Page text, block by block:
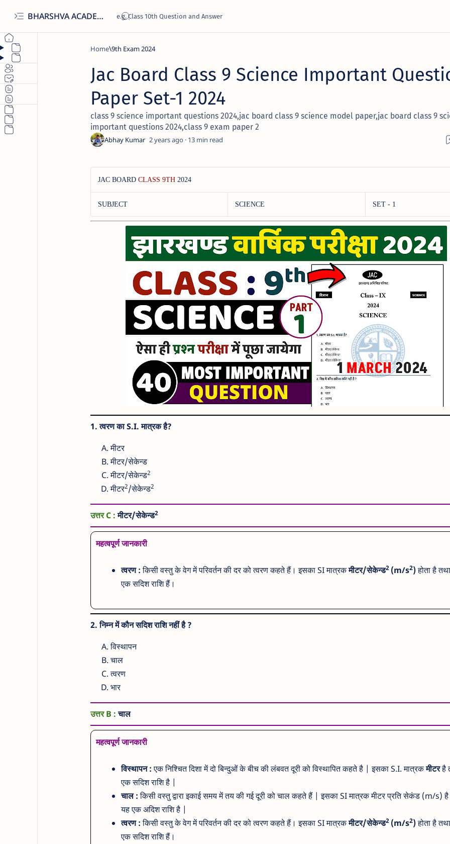
BHARSHVA ACADEMY
Home 9th Exam 2024
Jac Board Class 9 Science Important
Paper Set-1 2024
class 9 science important questions 2024,jac board class 9 science model paper,jac board class 9
important questions 2024,class 9 exam paper 2
2 years ago 13
JAC BOARD CLASS 9TH2024
SUBJECT SCIENCE SET - 1
1. त्वरण का S.I. मात्रक है?
मीटर
मीटर/सेकेन्ड
मीटर/सेकेन्ड2
मीटर2/सेकेन्ड2
उत्तर C :मीटर/सेकेन्ड2
महत्वपूर्ण जानकारी
त्वरण :किसी वस्तु के वेग में परिवर्तन की दर को त्वरण कहते हैं। इसका SI मात्रकमीटर/सेकेन्ड2 (m/s2)होता है
एक सदिश राशि हैं।
2. निम्न में कौन सदिश राशि नहीं है ?
विस्थापन
चाल
त्वरण
भार
उत्तर B :चाल
महत्वपूर्ण जानकारी
विस्थापन :एक निश्चित दिशा में दो बिन्दुओं के बीच की लंबवत दूरी को विस्थापित कहते है | इसका S.I. मात्रकमीटरहै
एक सदिश राशि है |
चाल :किसी वस्तु द्वारा इकाई समय में तय की गई दूरी को चाल कहते हैं | इसका SI मात्रक मीटर प्रति सेकंड (m/s)
यह एक अदिश राशि है |
त्वरण :किसी वस्तु के वेग में परिवर्तन की दर को त्वरण कहते हैं। इसका SI मात्रकमीटर/सेकेन्ड2 (m/s2)होता है
एक सदिश राशि हैं।